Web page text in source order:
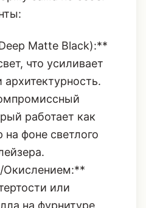
работает как
фоне светлого
или
на фурнитуре
и веса.
Ремни:**
декора,
Чем более